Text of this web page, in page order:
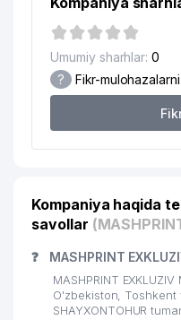
20
LIGHT-FLIGHT
23 ANKA MChJ II
24
KORXONASI
25
INSTITUTI
26 MUZEI
Umumiy sharhlar: 0
? Fikr-
Kompaniya haqida
savollar
❓ MASHPRINT
MASHPRINT
O'zbekiston, Toshkent
SHAYXONTOHUR